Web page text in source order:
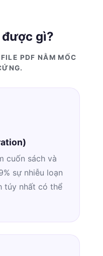
được gì?
PDF NẰM MỐC
cuốn sách và
sự nhiễu loạn
túy nhất có thể